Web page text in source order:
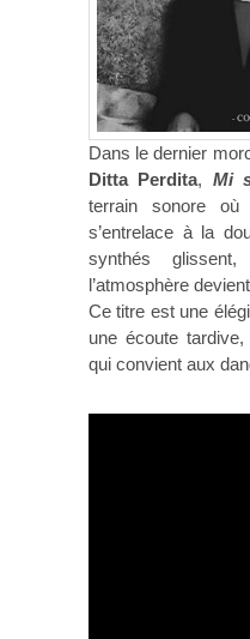
Dans le dernier
Ditta Perdita, Mi
terrain sonore où
s’entrelace à la
synthés
l’atmosphère
Ce titre est une
une écoute
qui convient aux